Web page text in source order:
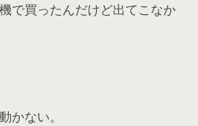
で買ったんだけど出てこなか
かない。